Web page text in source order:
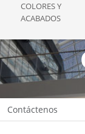
COLORES Y
ACABADOS
Contáctenos